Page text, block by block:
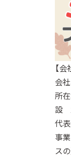
【会
会
所
設
代
事
ス